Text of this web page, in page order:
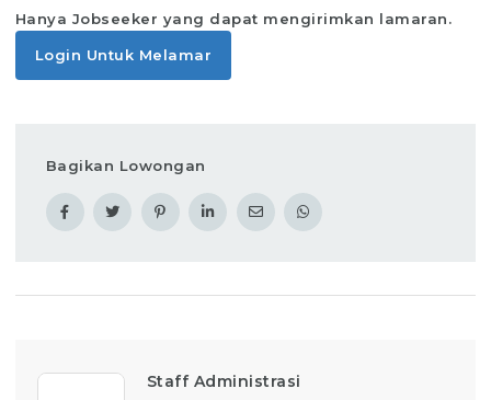
Hanya Jobseeker yang dapat mengirimkan lamaran.
Login Untuk Melamar
Bagikan Lowongan
Staff Administrasi